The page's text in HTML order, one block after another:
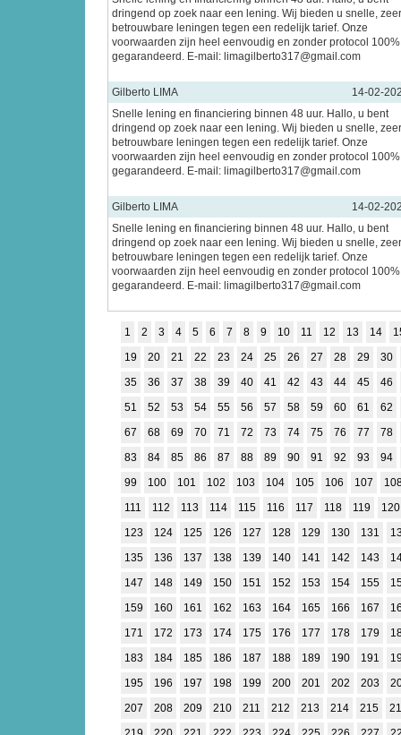
dringend op zoek naar een lening. Wij bieden u snelle, zeer
betrouwbare leningen tegen een redelijk tarief. Onze
voorwaarden zijn heel eenvoudig en zonder protocol 100%
gegarandeerd. E-mail: limagilberto317@gmail.com
Gilberto LIMA
14-02-
Snelle lening en financiering binnen 48 uur. Hallo, u bent
dringend op zoek naar een lening. Wij bieden u snelle, zeer
betrouwbare leningen tegen een redelijk tarief. Onze
voorwaarden zijn heel eenvoudig en zonder protocol 100%
gegarandeerd. E-mail: limagilberto317@gmail.com
Gilberto LIMA
14-02-
Snelle lening en financiering binnen 48 uur. Hallo, u bent
dringend op zoek naar een lening. Wij bieden u snelle, zeer
betrouwbare leningen tegen een redelijk tarief. Onze
voorwaarden zijn heel eenvoudig en zonder protocol 100%
gegarandeerd. E-mail: limagilberto317@gmail.com
1 2 3 4 5 6 7 8 9 10 11 12 13 14
19
20 21 22 23 24 25 26 27 28 29
30
35
36 37 38 39 40 41 42 43 44 45
46
51
52 53 54 55 56 57 58 59 60 61
62
67
68 69 70 71 72 73 74 75 76 77
78
83
84 85 86 87 88 89 90 91 92 93
94
99
100 101 102 103 104 105 106 107
111
112 113 114 115 116 117 118 119
120
123
124 125 126 127 128 129 130 131
135
136 137 138 139 140 141 142 143
147
148 149 150 151 152 153 154 155
159
160 161 162 163 164 165 166 167
171
172 173 174 175 176 177 178 179
183
184 185 186 187 188 189 190 191
195
196 197 198 199 200 201 202 203
207
208 209 210 211 212 213 214 215